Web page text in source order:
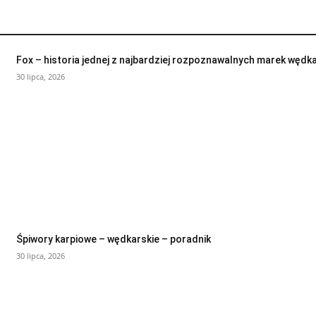
Fox – historia jednej z najbardziej rozpoznawalnych marek
30 lipca, 2026
Śpiwory karpiowe – wędkarskie – poradnik
30 lipca, 2026